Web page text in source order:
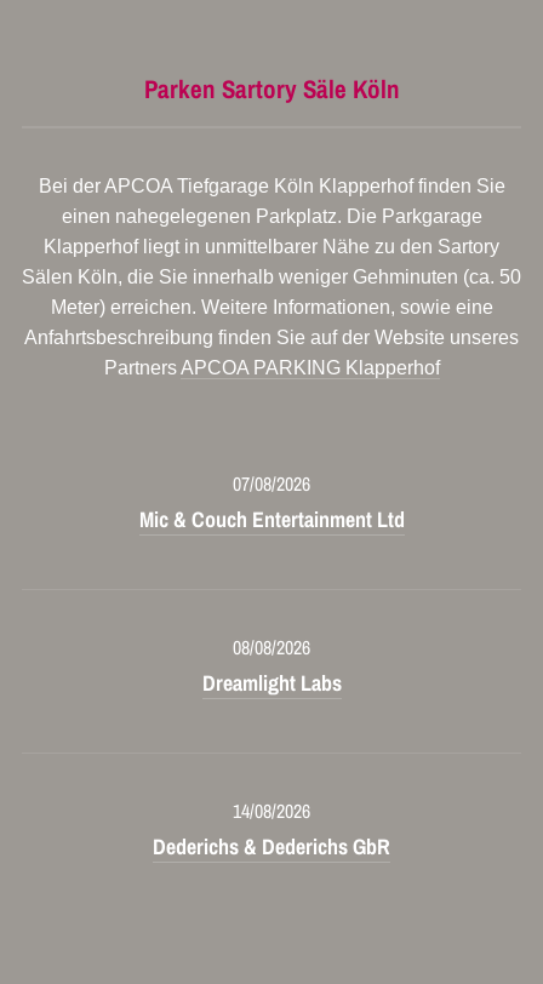
Parken Sartory Säle Köln
Bei der APCOA Tiefgarage Köln Klapperhof finden Sie
einen nahegelegenen Parkplatz. Die Parkgarage
Klapperhof liegt in unmittelbarer Nähe zu den Sartory
Sälen Köln, die Sie innerhalb weniger Gehminuten (ca. 50
Meter) erreichen. Weitere Informationen, sowie eine
Anfahrtsbeschreibung finden Sie auf der Website unseres
PartnersAPCOA PARKING Klapperhof
07/08/2026
Mic & Couch Entertainment Ltd
08/08/2026
Dreamlight Labs
14/08/2026
Dederichs & Dederichs GbR